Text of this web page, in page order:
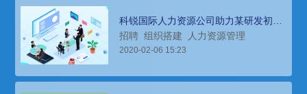
科锐国际人力资源公司助力某研发初创
企业组织设计、人事外包
招聘 组织搭建 人力资源管理
2020-02-06 15:23